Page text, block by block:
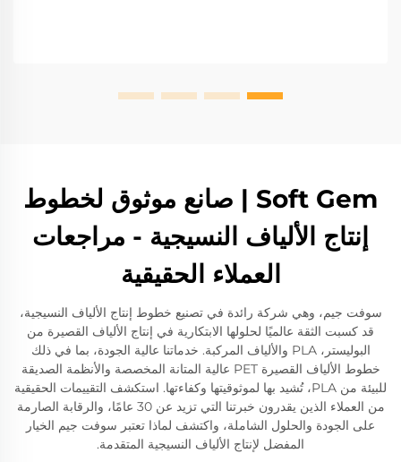
Soft Gem | صانع موثوق لخطوط
إنتاج الألياف النسيجية - مراجعات
العملاء الحقيقية
سوفت جيم، وهي شركة رائدة في تصنيع خطوط إنتاج الألياف النسيجية،
قد كسبت الثقة عالميًا لحلولها الابتكارية في إنتاج الألياف القصيرة من
البوليستر، PLA والألياف المركبة. خدماتنا عالية الجودة، بما في ذلك
خطوط الألياف القصيرة PET عالية المتانة المخصصة والأنظمة الصديقة
للبيئة من PLA، تُشيد بها لموثوقيتها وكفاءتها. استكشف التقييمات الحقيقية
من العملاء الذين يقدرون خبرتنا التي تزيد عن 30 عامًا، والرقابة الصارمة
على الجودة والحلول الشاملة، واكتشف لماذا تعتبر سوفت جيم الخيار
المفضل لإنتاج الألياف النسيجية المتقدمة.